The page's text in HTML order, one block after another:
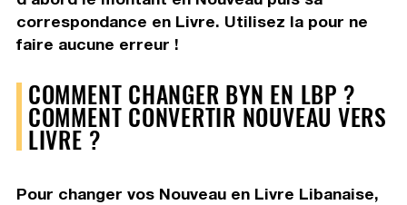
correspondance en Livre. Utilisez la pour ne
faire aucune erreur !
COMMENT CHANGER BYN EN LBP ?
COMMENT CONVERTIR NOUVEAU VERS
LIVRE ?
Pour changer vos Nouveau en Livre Libanaise,